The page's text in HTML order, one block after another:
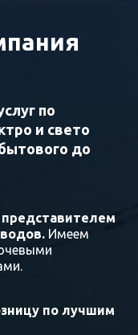
по
и свето
до
Имеем
по лучшим